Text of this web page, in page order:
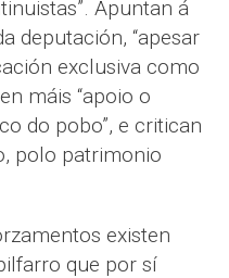
Apuntan á
deputación, “apesar
exclusiva como
máis “apoio o
do pobo”, e critican
polo patrimonio
existen
que por sí